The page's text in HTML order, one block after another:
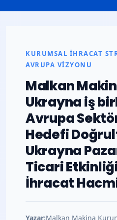
Makina
ve
Ukrayna
Birliği:
Kiev
KURUMSAL İHRACAT
AVRUPA VIZYONU
Malkan
Ukrayna iş
Avrupa
Hedefi
Ukrayna
Ticari
İhracat
Yazar:Malkan Makina